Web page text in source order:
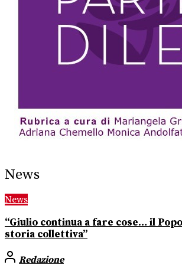
News
News
“Giulio continua a fare cose… il
storia collettiva”
Redazione